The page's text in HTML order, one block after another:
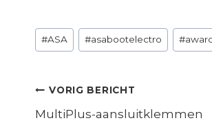
Bericht
tags:
#ASA #asabootelectro #
Bericht
navigatie
VORIG BERICHT
MultiPlus-aansluitklemmen